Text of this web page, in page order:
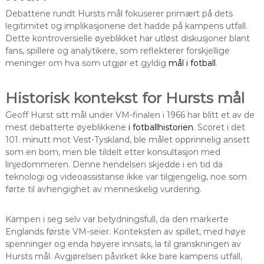
Debattene rundt Hursts mål fokuserer primært på dets
legitimitet og implikasjonene det hadde på kampens utfall.
Dette kontroversielle øyeblikket har utløst diskusjoner blant
fans, spillere og analytikere, som reflekterer forskjellige
meninger om hva som utgjør et gyldig mål i fotball.
Historisk kontekst for Hursts mål
Geoff Hurst sitt mål under VM-finalen i 1966 har blitt et av de
mest debatterte øyeblikkene i fotballhistorien. Scoret i det
101. minutt mot Vest-Tyskland, ble målet opprinnelig ansett
som en bom, men ble tildelt etter konsultasjon med
linjedommeren. Denne hendelsen skjedde i en tid da
teknologi og videoassistanse ikke var tilgjengelig, noe som
førte til avhengighet av menneskelig vurdering.
Kampen i seg selv var betydningsfull, da den markerte
Englands første VM-seier. Konteksten av spillet, med høye
spenninger og enda høyere innsats, la til granskningen av
Hursts mål. Avgjørelsen påvirket ikke bare kampens utfall,